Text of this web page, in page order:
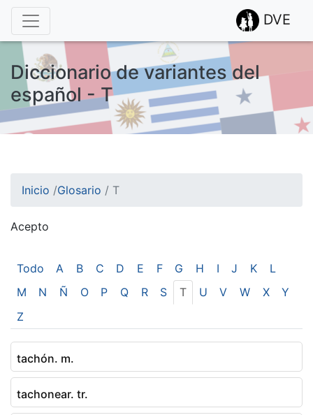
DVE
Diccionario de variantes del
español - T
Inicio /Glosario / T
Acepto
Todo A B C D E F G H I J K
L
M
N Ñ O P Q R S T U V W X
Y
Z
tachón. m.
tachonear. tr.